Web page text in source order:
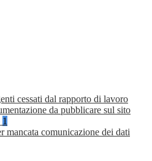
cessati dal rapporto di lavoro
da pubblicare sul sito
1
mancata comunicazione dei dati